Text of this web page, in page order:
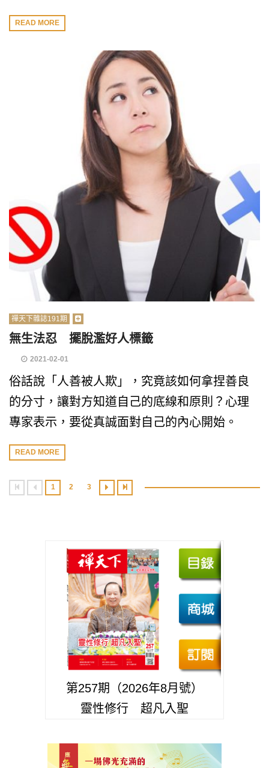
READ MORE
禪天下雜誌191期
無生法忍 擺脫濫好人標籤
2021-02-01
俗話說「人善被人欺」，究竟該如何拿捏善良
的分寸，讓對方知道自己的底線和原則？心理
專家表示，要從真誠面對自己的內心開始。
READ MORE
1 2 3
第257期（2026年8月號）
靈性修行 超凡入聖